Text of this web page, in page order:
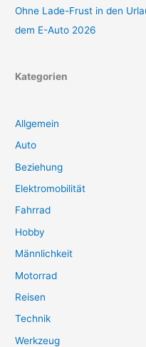
Ohne Lade-Frust in den
dem E-Auto 2026
Kategorien
Allgemein
Auto
Beziehung
Elektromobilität
Fahrrad
Hobby
Männlichkeit
Motorrad
Reisen
Technik
Werkzeug